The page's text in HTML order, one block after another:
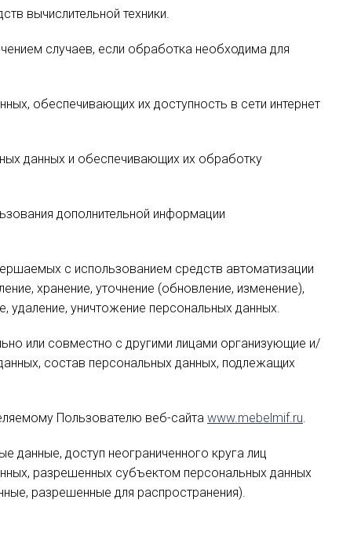
вычислительной техники.
случаев, если обработка необходима для
обеспечивающих их доступность в сети интернет
данных и обеспечивающих их обработку
дополнительной информации
с использованием средств автоматизации
хранение, уточнение (обновление, изменение),
удаление, уничтожение персональных данных.
или совместно с другими лицами организующие и/
состав персональных данных, подлежащих
Пользователю веб-сайта www.mebelmif.ru.
данные, доступ неограниченного круга лиц
разрешенных субъектом персональных данных
разрешенные для распространения).